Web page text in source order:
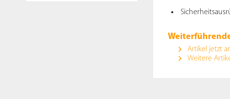
Artikel jetzt
Weitere